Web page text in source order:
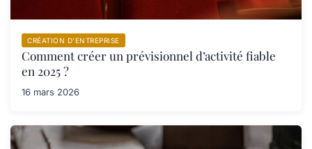
CRÉATION D’ENTREPRISE
Comment créer un prévisionnel d’activité fiable
en 2025 ?
16 mars 2026